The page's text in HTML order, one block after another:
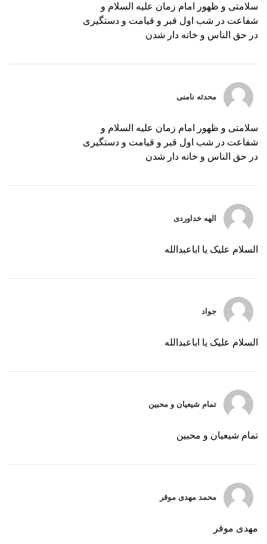
سلامتی و ظهور امام زمان علیه السلام و
شفاعت در شب اول قبر و قیامت و دستگیری
در حق الناس و خانه دار شدن
محدثه نامنی
سلامتی و ظهور امام زمان علیه السلام و
شفاعت در شب اول قبر و قیامت و دستگیری
در حق الناس و خانه دار شدن
الهه خداوردی
السلام علیک یا اباعبدالله
جواد
السلام علیک یا اباعبدالله
تمام شیعیان و محبین
تمام شیعیان و محبین
محمد مهدی موقر
مهدی موقر